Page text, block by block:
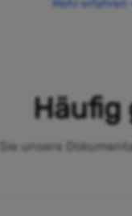
Mehr erfahren
Häufig
Sie unsere